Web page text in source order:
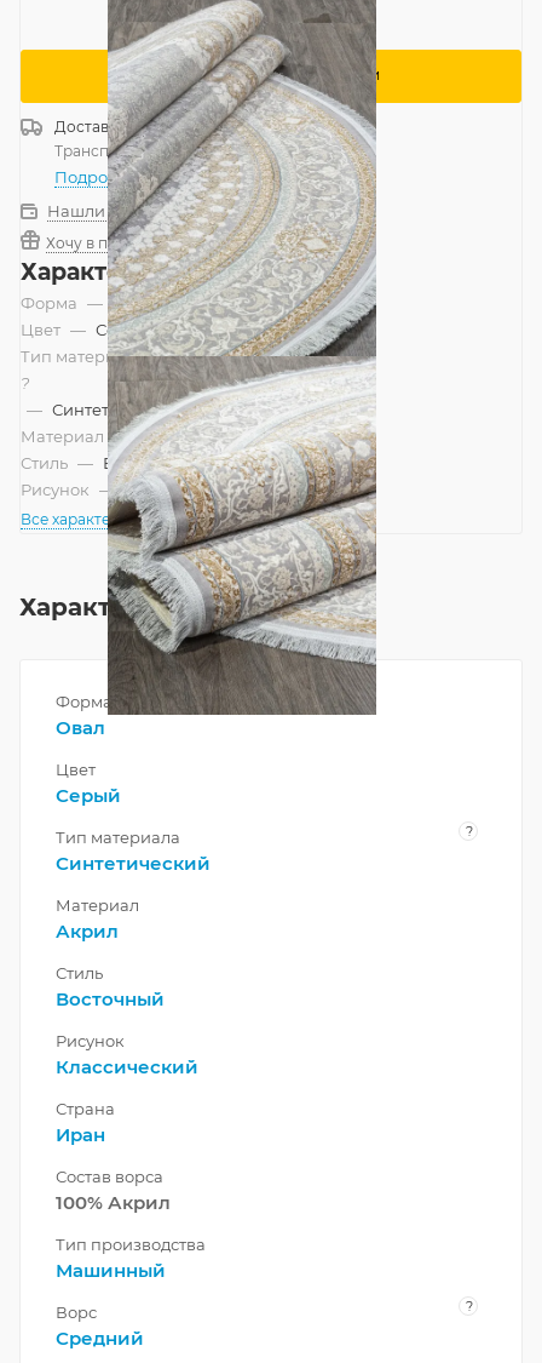
Сообщить о поступлении
ДоставкаРоссия
Транспортной компанией— бесплатно
Подробнее
Нашли дешевле?
Хочу в подарок
Характеристики
Форма — Овал
Цвет — Серый
Тип материала
?
— Синтетический
Материал — Акрил
Стиль — Восточный
Рисунок — Классический
Все характеристики
Характеристики
Форма
Овал
Цвет
Серый
Тип материала ?
Синтетический
Материал
Акрил
Стиль
Восточный
Рисунок
Классический
Страна
Иран
Состав ворса
100% Акрил
Тип производства
Машинный
Ворс ?
Средний